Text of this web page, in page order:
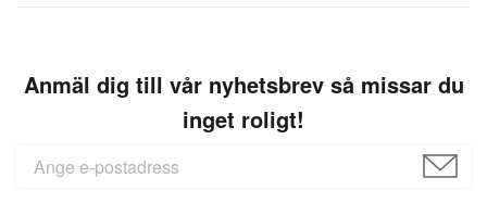
Anmäl dig till vår nyhetsbrev så missar du
inget roligt!